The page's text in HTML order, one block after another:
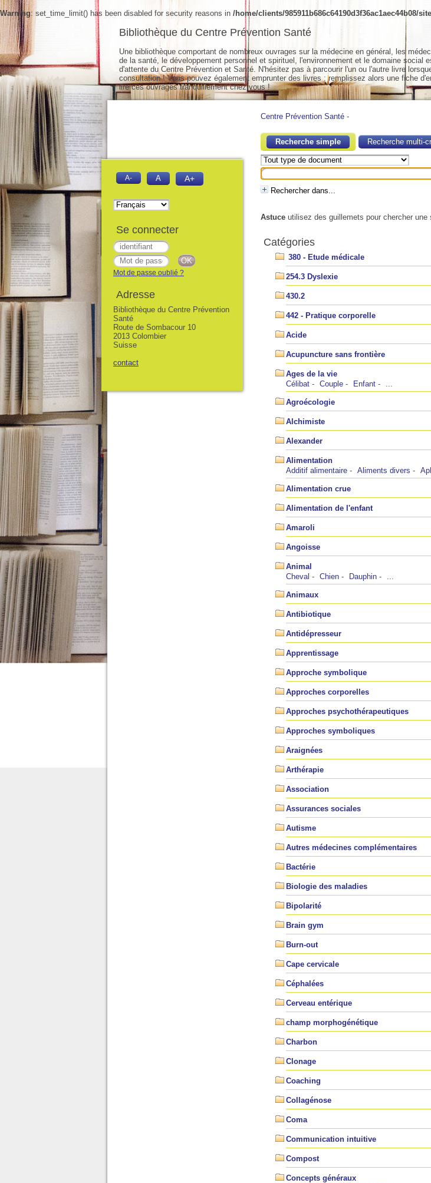
Warning: set_time_limit() has been disabled for security reasons in /home/clients/
Centre Prévention Santé -
Recherche simple Recherche multi-
Rechercher dans...
Astuce utilisez des guillemets pour chercher
Catégories
380 - Etude médicale
254.3 Dyslexie
430.2
442 - Pratique corporelle
Acide
Acupuncture sans frontière
Ages de la vie
Célibat
Couple Enfant ...
Agroécologie
Alchimiste
Alexander
Alimentation
Additif alimentaire
Aliments divers
Alimentation crue
Alimentation de l'enfant
Amaroli
Angoisse
Animal
Cheval
Chien Dauphin ...
Animaux
Antibiotique
Antidépresseur
Apprentissage
Approche symbolique
Approches corporelles
Approches psychothérapeutiques
Approches symboliques
Araignées
Arthérapie
Association
Assurances sociales
Autisme
Autres médecines complémentaires
Bactérie
Biologie des maladies
Bipolarité
Brain gym
Burn-out
Cape cervicale
Céphalées
Cerveau entérique
champ morphogénétique
Charbon
Clonage
Coaching
Collagénose
Coma
Communication intuitive
Compost
Concepts généraux
Bibliothèque du Centre Prévention Santé
Une bibliothèque comportant de nombreux ouvrages sur la médecine en général, les
de la santé, le développement personnel et spirituel, l'environnement et le domaine social
d'attente du Centre Prévention et Santé. N'hésitez pas à parcourir l'un ou l'autre livre
consultation ! Vous pouvez également emprunter des livres : remplissez alors une fiche
lire ces ouvrages tranquillement chez vous !
A- A A+
Se connecter
Mot de passe oublié ?
Adresse
Bibliothèque du Centre Prévention
Santé
Route de Sombacour 10
2013 Colombier
Suisse
contact